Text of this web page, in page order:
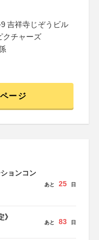
吉祥寺じぞうビル
クチャーズ
ージ
ョンコン
あと 25 日
あと 83 日